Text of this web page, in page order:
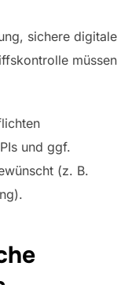
sichere digitale
müssen
und ggf.
(z. B.